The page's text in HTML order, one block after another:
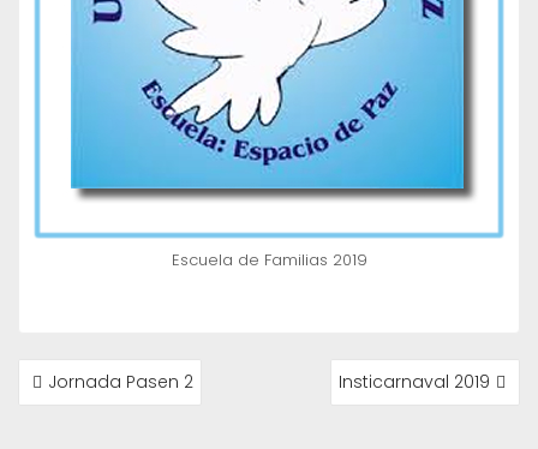
Escuela de Familias 2019
NAVEGACIÓN
DEJornada Pasen 2 Insticarnaval 2019